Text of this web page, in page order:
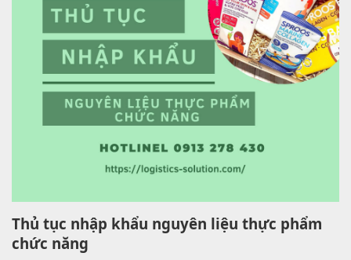
Thủ tục nhập khẩu nguyên liệu thực phẩm
chức năng